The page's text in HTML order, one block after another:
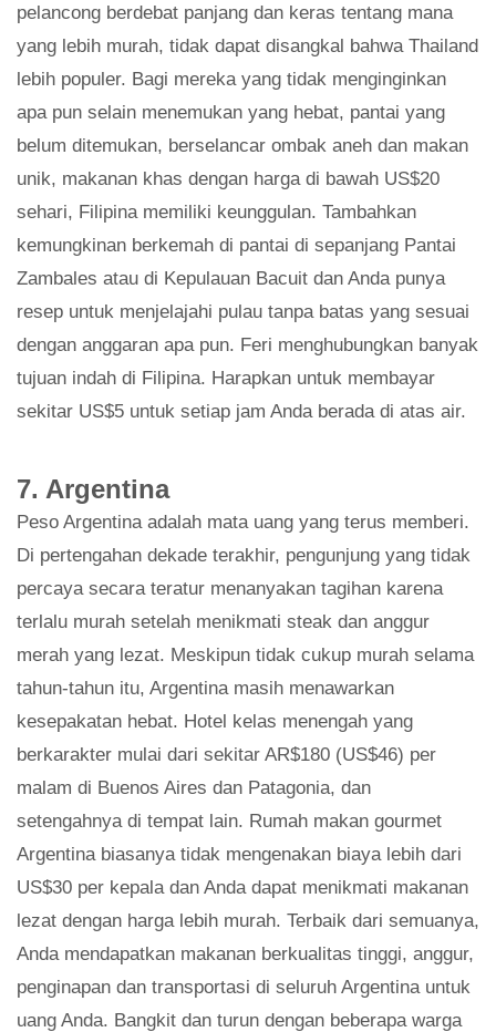
pelancong berdebat panjang dan keras tentang mana
yang lebih murah, tidak dapat disangkal bahwa Thailand
lebih populer. Bagi mereka yang tidak menginginkan
apa pun selain menemukan yang hebat, pantai yang
belum ditemukan, berselancar ombak aneh dan makan
unik, makanan khas dengan harga di bawah US$20
sehari, Filipina memiliki keunggulan. Tambahkan
kemungkinan berkemah di pantai di sepanjang Pantai
Zambales atau di Kepulauan Bacuit dan Anda punya
resep untuk menjelajahi pulau tanpa batas yang sesuai
dengan anggaran apa pun. Feri menghubungkan banyak
tujuan indah di Filipina. Harapkan untuk membayar
sekitar US$5 untuk setiap jam Anda berada di atas air.
7. Argentina
Peso Argentina adalah mata uang yang terus memberi.
Di pertengahan dekade terakhir, pengunjung yang tidak
percaya secara teratur menanyakan tagihan karena
terlalu murah setelah menikmati steak dan anggur
merah yang lezat. Meskipun tidak cukup murah selama
tahun-tahun itu, Argentina masih menawarkan
kesepakatan hebat. Hotel kelas menengah yang
berkarakter mulai dari sekitar AR$180 (US$46) per
malam di Buenos Aires dan Patagonia, dan
setengahnya di tempat lain. Rumah makan gourmet
Argentina biasanya tidak mengenakan biaya lebih dari
US$30 per kepala dan Anda dapat menikmati makanan
lezat dengan harga lebih murah. Terbaik dari semuanya,
Anda mendapatkan makanan berkualitas tinggi, anggur,
penginapan dan transportasi di seluruh Argentina untuk
uang Anda. Bangkit dan turun dengan beberapa warga